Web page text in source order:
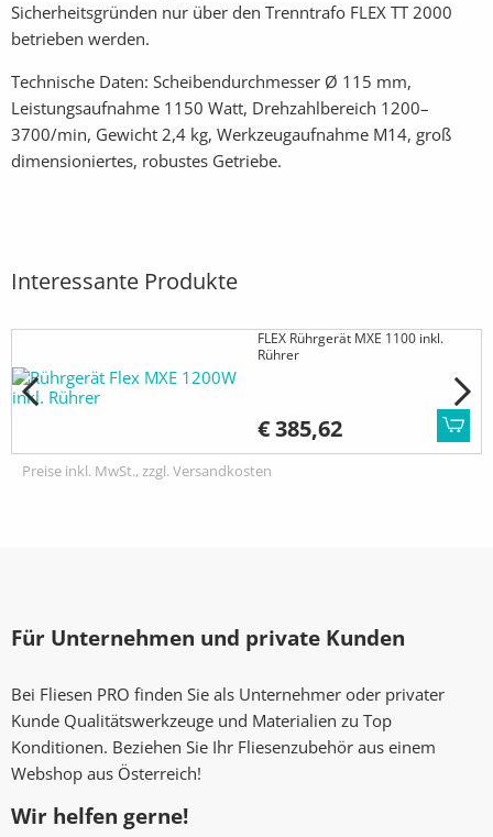
Sicherheitsgründen nur über den Trenntrafo FLEX TT 2000
betrieben werden.
Technische Daten: Scheibendurchmesser Ø 115 mm,
Leistungsaufnahme 1150 Watt, Drehzahlbereich 1200–
3700/min, Gewicht 2,4 kg, Werkzeugaufnahme M14, groß
dimensioniertes, robustes Getriebe.
Interessante Produkte
FLEX Rührgerät MXE 1100 inkl.
Rührer
€ 385,62
Preise inkl. MwSt., zzgl. Versandkosten
Für Unternehmen und private Kunden
Bei Fliesen PRO finden Sie als Unternehmer oder privater
Kunde Qualitätswerkzeuge und Materialien zu Top
Konditionen. Beziehen Sie Ihr Fliesenzubehör aus einem
Webshop aus Österreich!
Wir helfen gerne!